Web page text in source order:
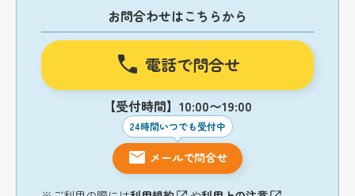
お問合わせはこちらから
電話で問合せ
【受付時間】10:00〜19:00
24時間いつでも受付中
メールで問合せ